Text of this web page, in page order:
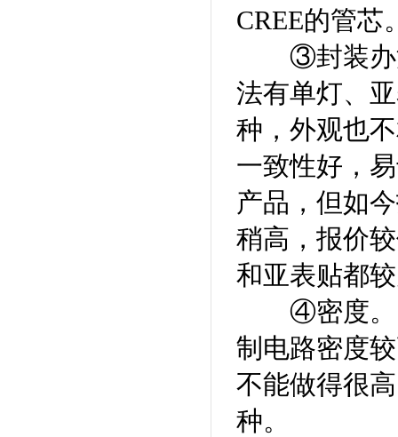
CREE的管芯
③封装办法
法有单灯、
种，外观也
一致性好，
产品，但如
稍高，报价
和亚表贴都
④密度。
制电路密度
不能做得很
种。